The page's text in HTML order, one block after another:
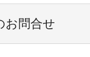
お問合せ